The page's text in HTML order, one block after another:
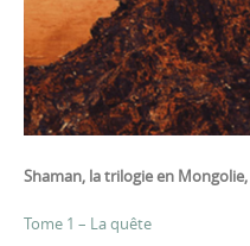
Shaman, la trilogie en Mongolie,
Tome 1 – La quête